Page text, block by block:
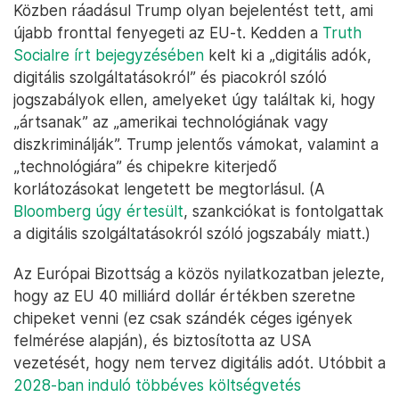
Közben ráadásul Trump olyan bejelentést tett, ami
újabb fronttal fenyegeti az EU-t. Kedden a Truth
Socialre írt bejegyzésében kelt ki a „digitális adók,
digitális szolgáltatásokról” és piacokról szóló
jogszabályok ellen, amelyeket úgy találtak ki, hogy
„ártsanak” az „amerikai technológiának vagy
diszkriminálják”. Trump jelentős vámokat, valamint a
„technológiára” és chipekre kiterjedő
korlátozásokat lengetett be megtorlásul. (A
Bloomberg úgy értesült, szankciókat is fontolgattak
a digitális szolgáltatásokról szóló jogszabály miatt.)
Az Európai Bizottság a közös nyilatkozatban jelezte,
hogy az EU 40 milliárd dollár értékben szeretne
chipeket venni (ez csak szándék céges igények
felmérése alapján), és biztosította az USA
vezetését, hogy nem tervez digitális adót. Utóbbit a
2028-ban induló többéves költségvetés